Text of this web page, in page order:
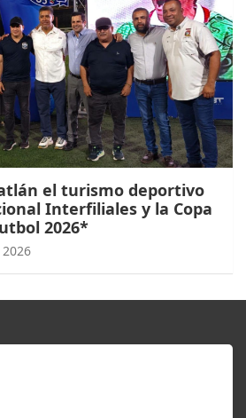
el turismo deportivo
Interfiliales y la Copa
2026*